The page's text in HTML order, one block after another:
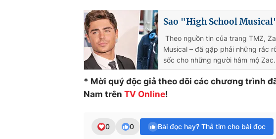
Sao "High School
Theo nguồn tin của trang TMZ,
Musical – đã gặp phải những rắc
sốc cho những người hâm mộ Zac.
* Mời quý độc giả theo dõi các chương trình
Nam trên TV Online!
0 0 Bài đọc hay? Thả tim cho bài đọc